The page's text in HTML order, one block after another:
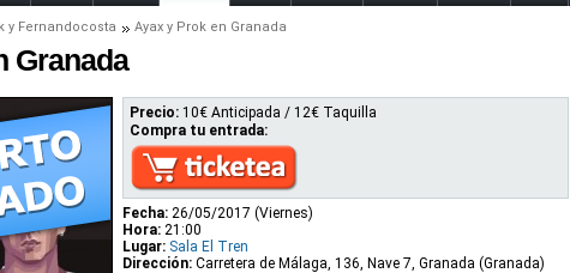
y Fernandocosta Ayax y Prok en Granada
Granada
Precio: 10€ Anticipada / 12€ Taquilla
Compra tu entrada:
Fecha: 26/05/2017 (Viernes)
Hora: 21:00
Lugar: Sala El Tren
Dirección: Carretera de Málaga, 136, Nave 7, Granada (Granada)